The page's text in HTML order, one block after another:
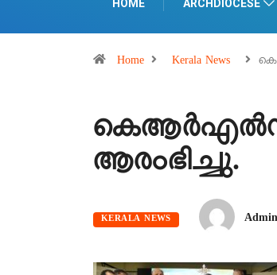
HOME ARCHDIOCESE
Home Kerala News
ആരംഭിച്ചു.
KERALA NEWS Admin